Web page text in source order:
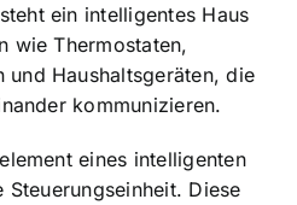
ein intelligentes Haus
wie Thermostaten,
und Haushaltsgeräten, die
kommunizieren.
eines intelligenten
Steuerungseinheit. Diese